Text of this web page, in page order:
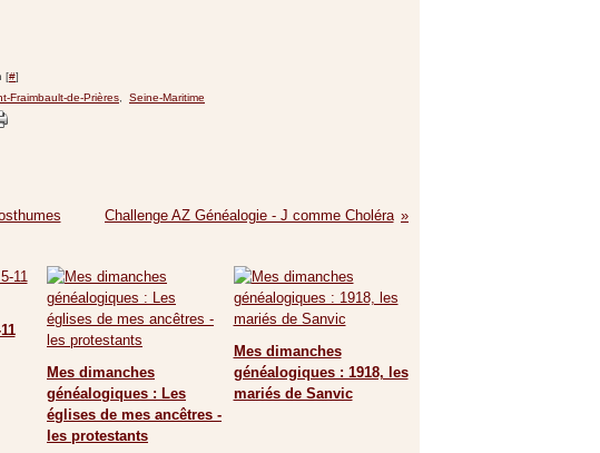
[#]
Fraimbault-de-Prières Seine-Maritime
Challenge AZ Généalogie - J comme Choléra
Mes dimanches
généalogiques : Les
églises de mes ancêtres -
les protestants
Mes dimanches
généalogiques : 1918, les
mariés de Sanvic